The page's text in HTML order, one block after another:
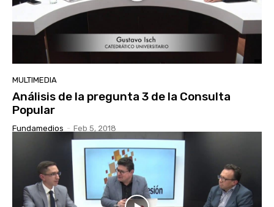
MULTIMEDIA
Análisis de la pregunta 3 de la Consulta
Popular
Fundamedios - Feb 5, 2018